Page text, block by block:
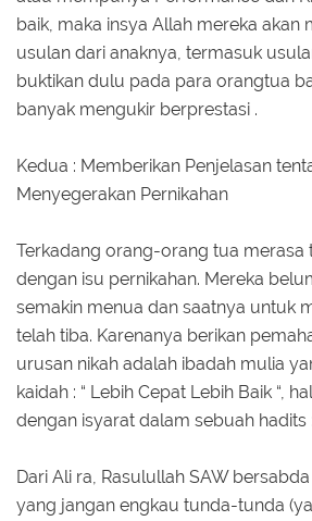
baik, maka insya Allah mereka akan
usulan dari anaknya, termasuk
buktikan dulu pada para orangtua
banyak mengukir berprestasi .
Kedua : Memberikan Penjelasan
Menyegerakan Pernikahan
Terkadang orang-orang tua merasa
dengan isu pernikahan. Mereka
semakin menua dan saatnya untuk
telah tiba. Karenanya berikan
urusan nikah adalah ibadah mulia
kaidah : “ Lebih Cepat Lebih Baik “,
dengan isyarat dalam sebuah hadits :
Dari Ali ra, Rasulullah SAW bersabda
yang jangan engkau tunda-tunda